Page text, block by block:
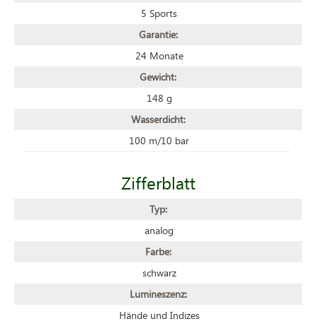
5 Sports
Garantie:
24 Monate
Gewicht:
148 g
Wasserdicht:
100 m/10 bar
Zifferblatt
Typ:
analog
Farbe:
schwarz
Lumineszenz:
Hände und Indizes